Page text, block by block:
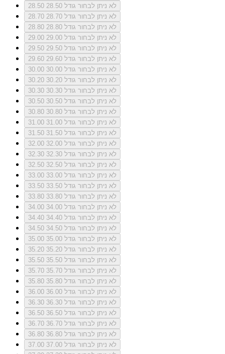
28.50
לא ניתן לבחור גודל 28.50
28.70
לא ניתן לבחור גודל 28.70
28.80
לא ניתן לבחור גודל 28.80
29.00
לא ניתן לבחור גודל 29.00
29.50
לא ניתן לבחור גודל 29.50
29.60
לא ניתן לבחור גודל 29.60
30.00
לא ניתן לבחור גודל 30.00
30.20
לא ניתן לבחור גודל 30.20
30.30
לא ניתן לבחור גודל 30.30
30.50
לא ניתן לבחור גודל 30.50
30.80
לא ניתן לבחור גודל 30.80
31.00
לא ניתן לבחור גודל 31.00
31.50
לא ניתן לבחור גודל 31.50
32.00
לא ניתן לבחור גודל 32.00
32.30
לא ניתן לבחור גודל 32.30
32.50
לא ניתן לבחור גודל 32.50
33.00
לא ניתן לבחור גודל 33.00
33.50
לא ניתן לבחור גודל 33.50
33.80
לא ניתן לבחור גודל 33.80
34.00
לא ניתן לבחור גודל 34.00
34.40
לא ניתן לבחור גודל 34.40
34.50
לא ניתן לבחור גודל 34.50
35.00
לא ניתן לבחור גודל 35.00
35.20
לא ניתן לבחור גודל 35.20
35.50
לא ניתן לבחור גודל 35.50
35.70
לא ניתן לבחור גודל 35.70
35.80
לא ניתן לבחור גודל 35.80
36.00
לא ניתן לבחור גודל 36.00
36.30
לא ניתן לבחור גודל 36.30
36.50
לא ניתן לבחור גודל 36.50
36.70
לא ניתן לבחור גודל 36.70
36.80
לא ניתן לבחור גודל 36.80
37.00
לא ניתן לבחור גודל 37.00